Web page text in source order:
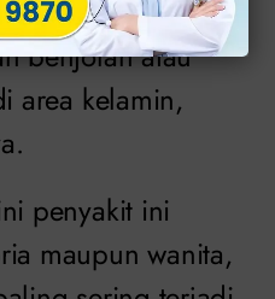
benjolan atau
area kelamin,
penyakit ini
maupun wanita,